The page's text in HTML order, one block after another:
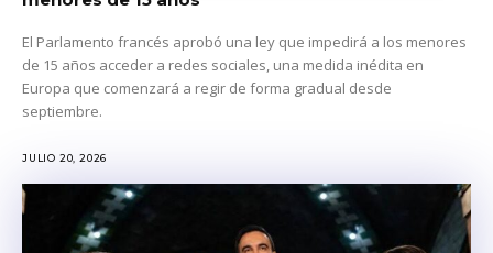
El Parlamento francés aprobó una ley que impedirá a los menores
de 15 años acceder a redes sociales, una medida inédita en
Europa que comenzará a regir de forma gradual desde
septiembre.
JULIO 20, 2026